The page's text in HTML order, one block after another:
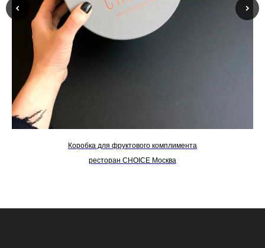
Коробка для фруктового комплимента
ресторан CHOICE Москва